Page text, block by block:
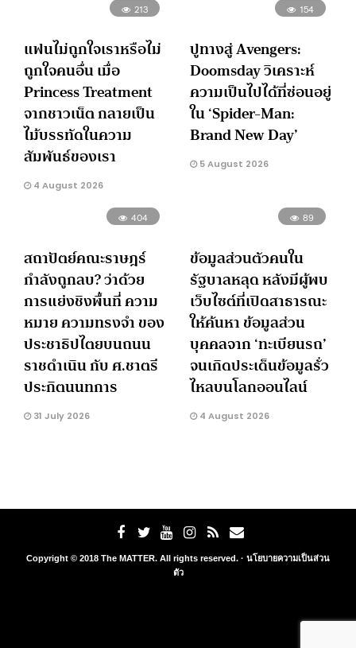
213
แฟนไม่ถูกใจเราหรือไม่
ถูกใจคนอื่น เมื่อ
Princess Treatment
จากชาวเน็ต กลายเป็น
ไม้บรรทัดในความ
สัมพันธ์ของเรา
4 August 2026
154
ปูทางสู่ Avengers:
Doomsday วิเคราะห์
ความเป็นไปได้ที่ซ่อนอยู่
ใน ‘Spider-Man:
Brand New Day’
5 August 2026
404
สถาปัตย์คณะราษฎร์
กำลังถูกลบ? ว่าด้วย
การแย่งชิงพื้นที่ ความ
หมาย ความทรงจำ ของ
ประชาธิปไตยบนถนน
ราชดำเนิน กับ ศ.ชาตรี
ประกิตนนทการ
31 July 2026
89
ข้อมูลส่วนตัวคนใน
รัฐบาลหลุด หลังมีผู้พบ
เว็บไซต์ที่เปิดสาธารณะ
ให้ค้นหา ข้อมูลส่วน
บุคคลจาก ‘ทะเบียนรถ’
จนเกิดประเด็นข้อมูลรั่ว
ไหลบนโลกออนไลน์
4 August 2026
Copyright © 2018 The MATTER. All rights reserved. · นโยบายความเป็นส่วน
ตัว